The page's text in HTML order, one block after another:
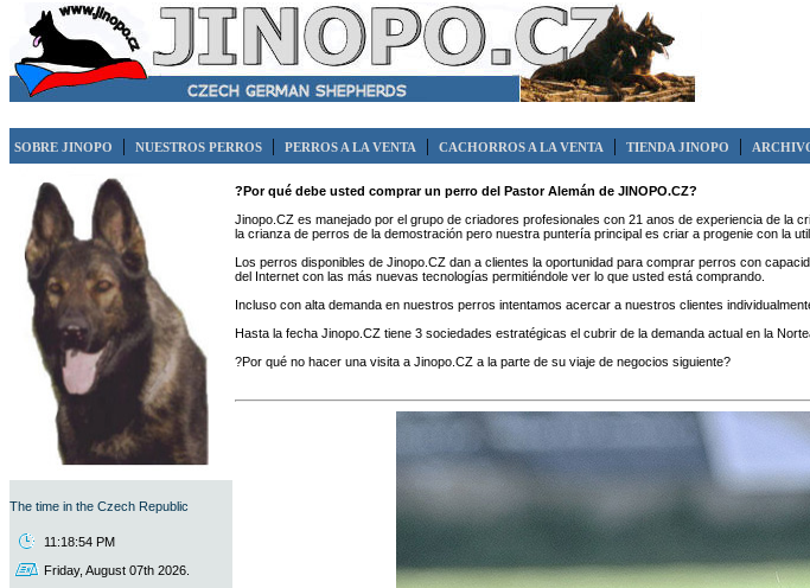
SOBRE JINOPO | NUESTROS PERROS | PERROS A LA VENTA | CACHORROS A LA VENTA | TIENDA JINOPO |
The time in the Czech Republic
11:18:54 PM
Friday, August 07th 2026.
?Por qué debe usted comprar un perro del Pastor Alemán de JINOPO.CZ?
Jinopo.CZ es manejado por el grupo de criadores profesionales con 21 anos de experiencia de la
la crianza de perros de la demostración pero nuestra puntería principal es criar a progenie con la
Los perros disponibles de Jinopo.CZ dan a clientes la oportunidad para comprar perros con
del Internet con las más nuevas tecnologías permitiéndole ver lo que usted está comprando.
Incluso con alta demanda en nuestros perros intentamos acercar a nuestros clientes
Hasta la fecha Jinopo.CZ tiene 3 sociedades estratégicas el cubrir de la demanda actual en la
?Por qué no hacer una visita a Jinopo.CZ a la parte de su viaje de negocios siguiente?